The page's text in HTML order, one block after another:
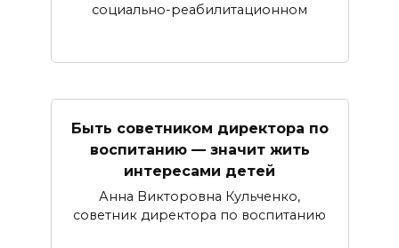
социально-реабилитационном
Быть советником директора по
воспитанию — значит жить
интересами детей
Анна Викторовна Кульченко,
советник директора по воспитанию